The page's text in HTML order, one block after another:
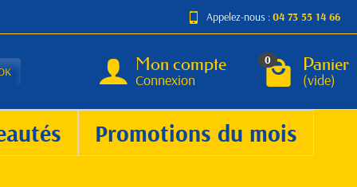
Appelez-nous :04 73 55 14 66
Mon compte
Connexion
0 Panier
(vide)
Promotions du mois